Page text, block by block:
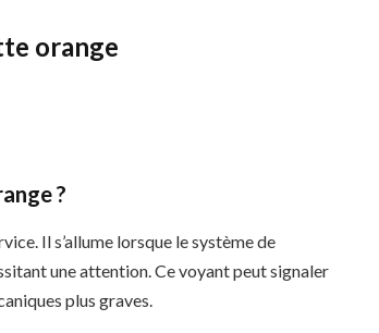
orange
?
Il s’allume lorsque le système de
une attention. Ce voyant peut signaler
plus graves.